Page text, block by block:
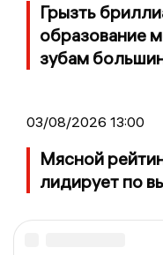
Грызть
образование
зубам
03/08/2026 13:00
Мясной
лидирует по